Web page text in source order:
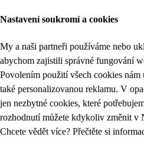
Nastavení soukromí a cookies
My a naši partneři používáme nebo
abychom zajistili správné fungování
Povolením použití všech cookies
také personalizovanou reklamu. V
jen nezbytné cookies, které
rozhodnutí můžete kdykoliv změnit v
Chcete vědět více? Přečtěte si